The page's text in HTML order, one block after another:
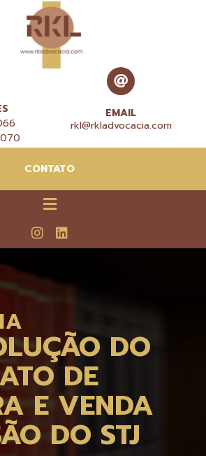
EMAIL
rkl@rkladvocacia.com
CONTATO
DO
DE
E VENDA
DO STJ